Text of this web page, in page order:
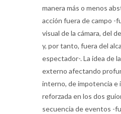
manera más o menos
acción fuera de campo -
visual de la cámara, del
y, por tanto, fuera del
espectador-. La idea de
externo afectando
interno, de impotencia e
reforzada en los dos
secuencia de eventos -